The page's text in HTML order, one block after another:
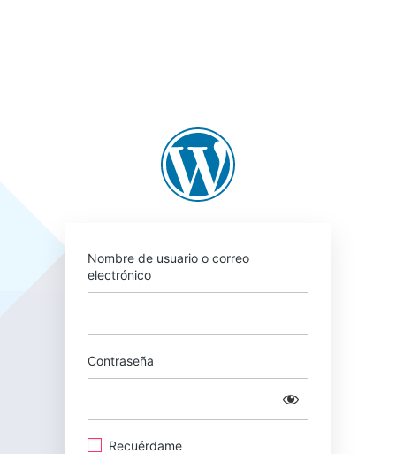
Nombre de usuario o correo
electrónico
Contraseña
Recuérdame